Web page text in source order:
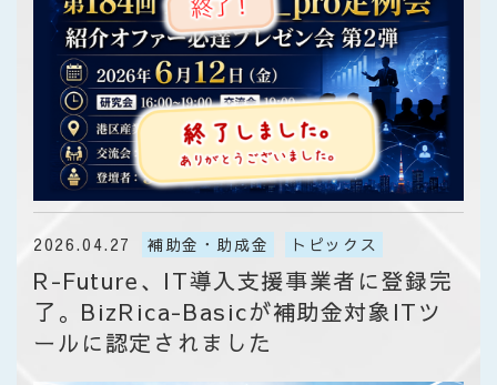
2026.04.27 補助金・助成金 トピックス
R-Future、IT導入支援事業者に登録完
了。BizRica-Basicが補助金対象ITツ
ールに認定されました